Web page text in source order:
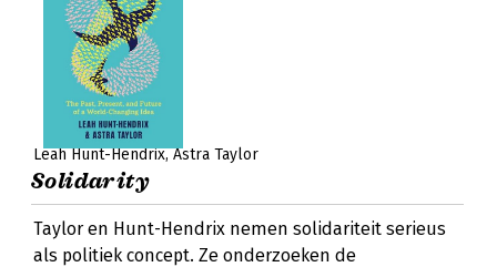
Leah Hunt-Hendrix Astra Taylor
Solidarity
Taylor en Hunt-Hendrix nemen solidariteit serieus
als politiek concept. Ze onderzoeken de